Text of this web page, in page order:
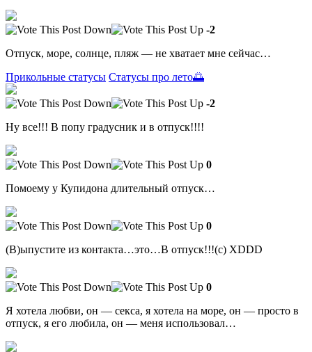
-2
Отпуск, море, солнце, пляж — не хватает мне сейчас…
Прикольные статусы Статусы про лето🌅
-2
Ну все!!! В попу градусник и в отпуск!!!!
0
Помоему у Купидона длительный отпуск…
0
(В)ыпустите из контакта…это…В отпуск!!!(с) XDDD
0
Я хотела любви, он — секса, я хотела на море, он — просто в
отпуск, я его любила, он — меня использовал…